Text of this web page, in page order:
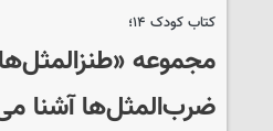
کتاب کودک ۱۴؛
مجموعه
ضرب‌المثل‌ها آشنا